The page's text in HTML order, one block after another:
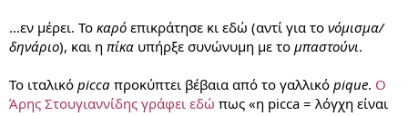
…εν μέρει. Το καρό επικράτησε κι εδώ (αντί για το νόμισμα/
δηνάριο), και η πίκα υπήρξε συνώνυμη με το μπαστούνι.
Το ιταλικό picca προκύπτει βέβαια από το γαλλικό pique. Ο
Άρης Στουγιαννίδης γράφει εδώ πως «η picca = λόγχη είναι